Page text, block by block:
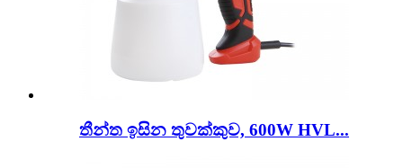
තීන්ත ඉසින තුවක්කුව, 600W HVL...